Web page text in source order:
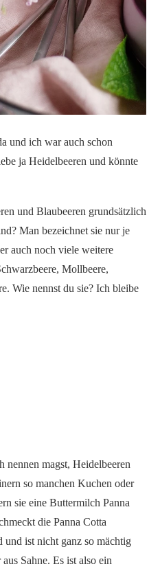
und ich war auch schon
ja Heidelbeeren und könnte
und Blaubeeren grundsätzlich
Man bezeichnet sie nur je
auch noch viele weitere
Mollbeere,
Wie nennst du sie? Ich bleibe
nennen magst, Heidelbeeren
so manchen Kuchen oder
sie eine Buttermilch Panna
die Panna Cotta
und ist nicht ganz so mächtig
Sahne. Es ist also ein